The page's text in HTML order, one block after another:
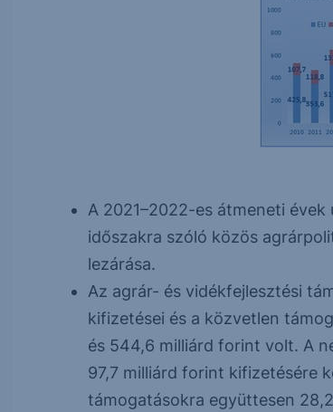
A 2021–2022-es átmeneti
időszakra szóló közös
lezárása.
Az agrár- és vidékfejlesztési
kifizetései és a közvetlen
és 544,6 milliárd forint volt. A
97,7 milliárd forint kifizetésére
támogatásokra együttesen